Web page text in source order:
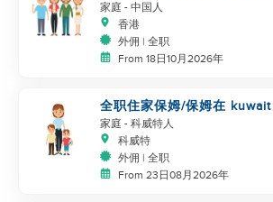
家庭 - 中国人
香港
外佣 | 全职
From 18日10月2026年
全职住家保姆/保姆在
家庭 - 科威特人
科威特
外佣 | 全职
From 23日08月2026年